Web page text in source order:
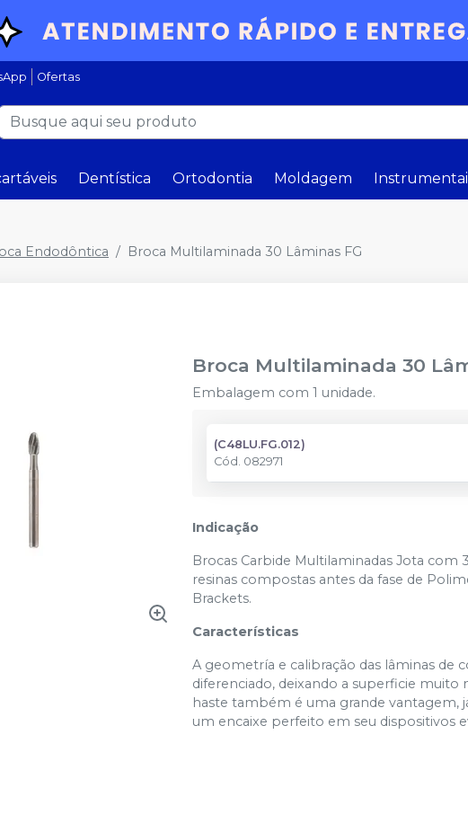
Ofertas
Dentística Ortodontia Moldagem
Endodôntica Broca Multilaminada 30 Lâminas FG
Broca Multilaminada 30
Embalagem com 1 unidade.
(C48LU.FG.012)
Cód. 082971
Indicação
Brocas Carbide Multilaminadas Jota
resinas compostas antes da fase de
Brackets.
Características
A geometría e calibração das lâminas de
diferenciado, deixando a superficie
haste também é uma grande vantagem,
um encaixe perfeito em seu dispositivos